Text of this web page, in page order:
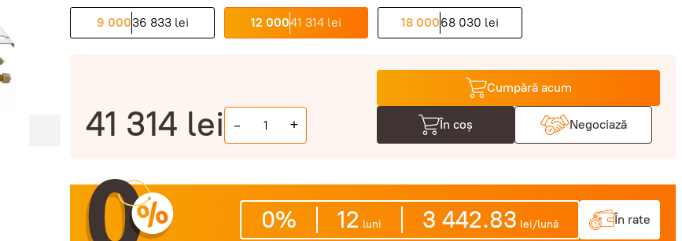
9 00036 833 lei 12 00041 314 lei 18 00068 030 lei
41 314 lei - +
Cumpără acum
În coș Negociază
0% 12 luni 3 442.83 lei/lună În rate